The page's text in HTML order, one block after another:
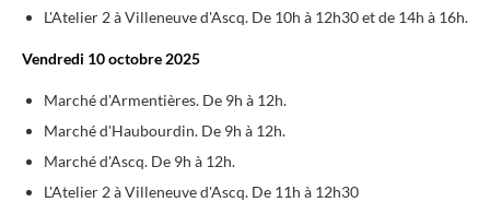
L'Atelier 2 à Villeneuve d'Ascq. De 10h à 12h30 et de 14h à 16h.
Vendredi 10 octobre 2025
Marché d'Armentières. De 9h à 12h.
Marché d'Haubourdin. De 9h à 12h.
Marché d'Ascq. De 9h à 12h.
L'Atelier 2 à Villeneuve d'Ascq. De 11h à 12h30